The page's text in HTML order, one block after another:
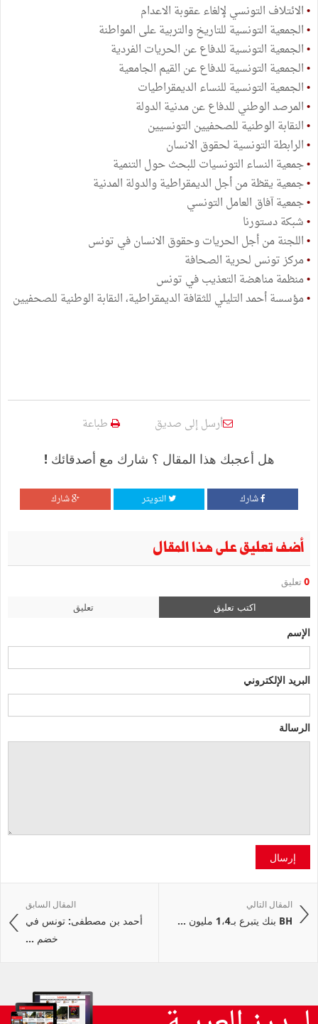
•الائتلاف التونسي لإلغاء عقوبة الاعدام
•الجمعية التونسية للتاريخ والتربية على المواطنة
•الجمعية التونسية للدفاع عن الحريات الفردية
•الجمعية التونسية للدفاع عن القيم الجامعية
•الجمعية التونسية للنساء الديمقراطيات
•المرصد الوطني للدفاع عن مدنية الدولة
•النقابة الوطنية للصحفيين التونسيين
•الرابطة التونسية لحقوق الانسان
•جمعية النساء التونسيات للبحث حول التنمية
•جمعية يقظة من أجل الديمقراطية والدولة المدنية
•جمعية آفاق العامل التونسي
•شبكة دستورنا
•اللجنة من أجل الحريات وحقوق الانسان في تونس
•مركز تونس لحرية الصحافة
•منظمة مناهضة التعذيب في تونس
•مؤسسة أحمد التليلي للثقافة الديمقراطية، النقابة الوطنية للصحفيين
أرسل إلى صديق طباعة
هل أعجبك هذا المقال ؟ شارك مع أصدقائك !
شارك التويتر شارك
أضف تعليق على هذا المقال
0 تعليق
اكتب تعليق تعليق
الإسم
البريد الإلكتروني
الرسالة
إرسال
المقال السابق
أحمد بن مصطفى: تونس في
خضم ...
المقال التالي
BH بنك يتبرع بـ1،4 مليون ...